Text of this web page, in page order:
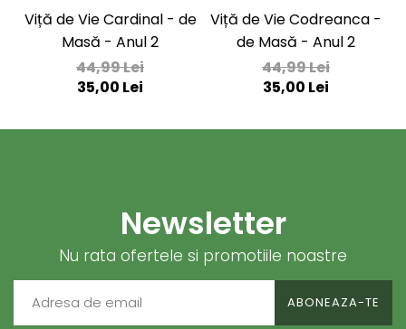
Viță de Vie Cardinal - de
Masă - Anul 2
44,99 Lei
35,00 Lei
Viță de Vie Codreanca -
de Masă - Anul 2
44,99 Lei
35,00 Lei
Newsletter
Nu rata ofertele si promotiile noastre